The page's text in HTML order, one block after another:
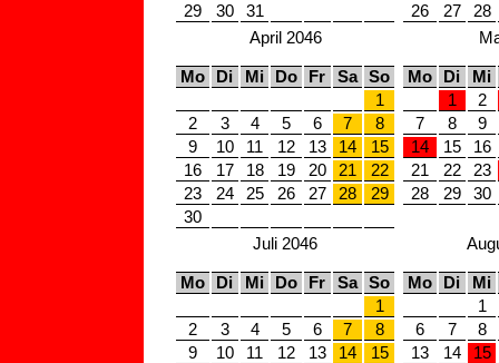
29
30 31
26
27
28
April 2046
Mo Di Mi Do Fr Sa
So
1
2
3 4 5 6 7
8
9
10 11 12 13 14
15
16
17 18 19 20 21
22
23
24 25 26 27 28
29
30
Mo Di
Mi
1
2
7
8
9
14
15
16
21
22
23
28
29 30
Juli 2046
Mo Di Mi Do Fr Sa
So
1
2
3 4 5 6 7
8
9
10 11 12 13 14
15
Mo Di
Mi
1
6
7
8
13
14
15